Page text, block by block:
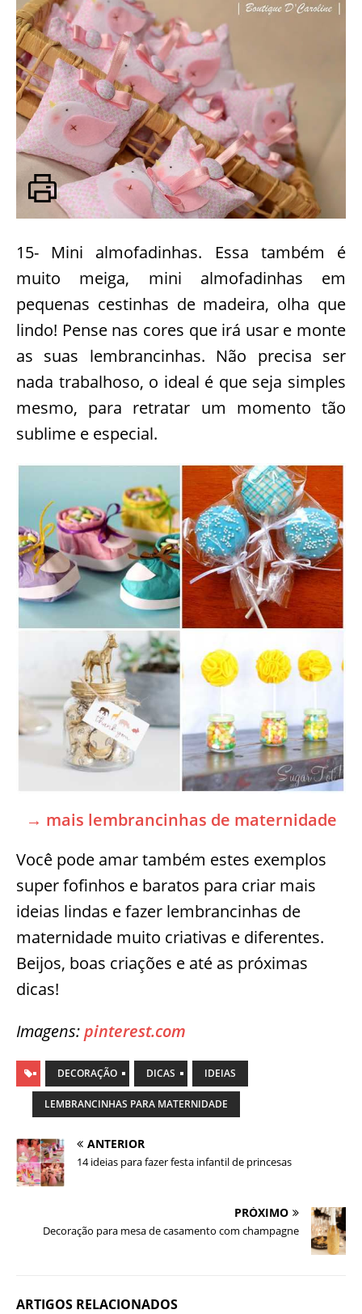
15- Mini almofadinhas. Essa também é
muito meiga, mini almofadinhas em
pequenas cestinhas de madeira, olha que
lindo! Pense nas cores que irá usar e monte
as suas lembrancinhas. Não precisa ser
nada trabalhoso, o ideal é que seja simples
mesmo, para retratar um momento tão
sublime e especial.
→ mais lembrancinhas de maternidade
Você pode amar também estes exemplos
super fofinhos e baratos para criar mais
ideias lindas e fazer lembrancinhas de
maternidade muito criativas e diferentes.
Beijos, boas criações e até as próximas
dicas!
Imagens:pinterest.com
DECORAÇÃO DICAS IDEIAS
LEMBRANCINHAS PARA MATERNIDADE
ANTERIOR
14 ideias para fazer festa infantil de princesas
PRÓXIMO
Decoração para mesa de casamento com champagne
ARTIGOS RELACIONADOS